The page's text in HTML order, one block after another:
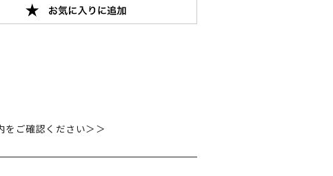
をご確認ください＞＞